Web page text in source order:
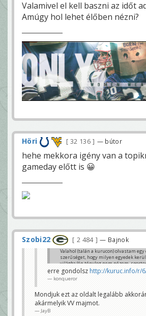
Valamivel el kell baszni az időt
Amúgy hol lehet élőben nézni?
Höri 32 136 — bútor
hehe mekkora igény van a
gameday előtt is 😀
Szobi22 2 484 — Bajnok
Valahol (talán a kurucon) olvastam
szerűséget, hogy milyen egyedek
világba (én tényleg nem nézem,
semmit sem nézek tvben), hát mit
az ország összes söpredékéről egy szép
keresztmetszetet összehozni. Kizárólag
kerültek be, és ezekből lesznek majd a
egyik pisztollyal pózoló norvég, a másik
harmadik ratyi, a negyedik úgy néz ki
erre gondolszhttp://kuruc.info/r/
konqueror
Mondjuk ezt az oldalt legalább
akármelyik VV majmot.
JayB